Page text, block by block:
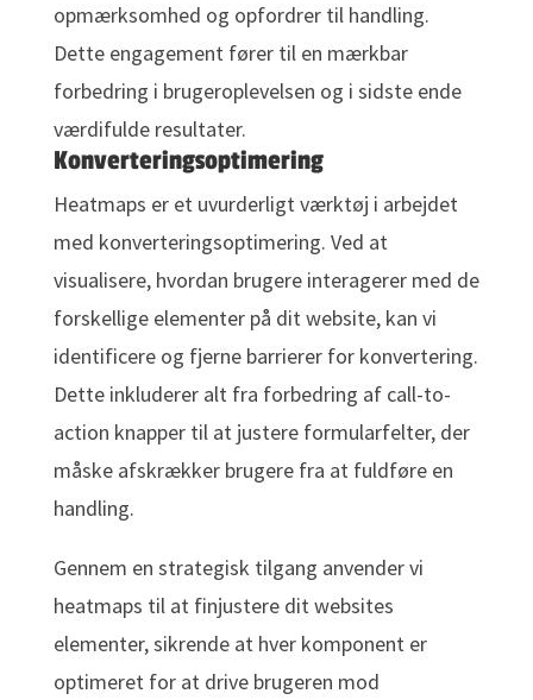
opmærksomhed og opfordrer til handling.
Dette engagement fører til en mærkbar
forbedring i brugeroplevelsen og i sidste ende
værdifulde resultater.
Konverteringsoptimering
Heatmaps er et uvurderligt værktøj i arbejdet
med konverteringsoptimering. Ved at
visualisere, hvordan brugere interagerer med de
forskellige elementer på dit website, kan vi
identificere og fjerne barrierer for konvertering.
Dette inkluderer alt fra forbedring af call-to-
action knapper til at justere formularfelter, der
måske afskrækker brugere fra at fuldføre en
handling.
Gennem en strategisk tilgang anvender vi
heatmaps til at finjustere dit websites
elementer, sikrende at hver komponent er
optimeret for at drive brugeren mod